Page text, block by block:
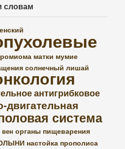
словам
матки мумие
солнечный лишай
антигрибковое
двигательная
система
вен органы пищеварения
настойка прополиса